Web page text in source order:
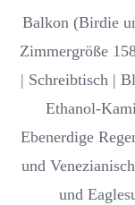
Balkon (Birdie
Zimmergröße
| Schreibtisch |
Ethanol-
Ebenerdige
und
und